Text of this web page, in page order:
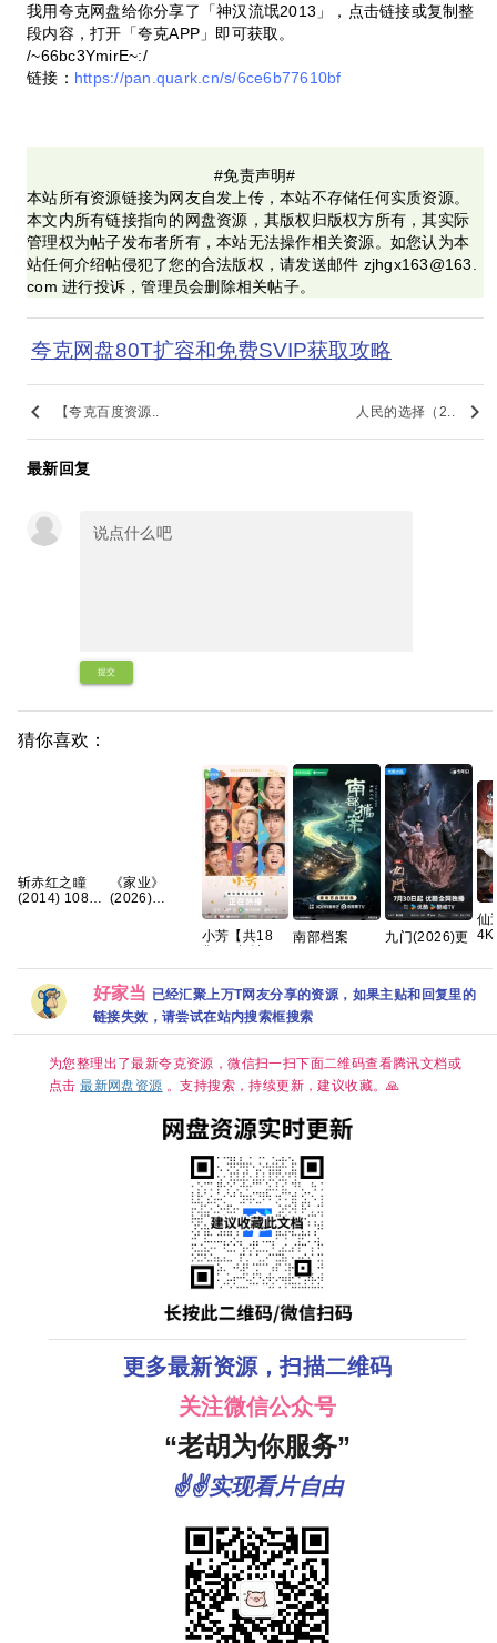
我用夸克网盘给你分享了「神汉流氓2013」，点击链接或复制整
段内容，打开「夸克APP」即可获取。
/~66bc3YmirE~:/
链接： https://pan.quark.cn/s/6ce6b77610bf
#免责声明#
本站所有资源链接为网友自发上传，本站不存储任何实质资源。
本文内所有链接指向的网盘资源，其版权归版权方所有，其实际
管理权为帖子发布者所有，本站无法操作相关资源。如您认为本
站任何介绍帖侵犯了您的合法版权，请发送邮件 zjhgx163@163.
com 进行投诉，管理员会删除相关帖子。
夸克网盘80T扩容和免费SVIP获取攻略
keyboard_arrow_left 【夸克百度资源.. 人民的选择（2.. keyboard_arrow_right
最新回复
提交
猜你喜欢：
斩赤红之瞳
(2014) 1080p
《家业‎》
(2026)
小芳【共18
HDR】手慢无
辛云来｜喜剧/
治愈】 小芳出
欢喜开播🥳 带
球相亲，啼笑
皆非😂 生而
洒💫 婚姻不是
人生的必选
项，幸福才是
💕 夸克
南部档案
[4K.国语中字]
成/丁禹兮/姜
珮瑶/富大龙/
九门(2026)更
[4K+1080P.国
源][1GB集]
仙
4K
幻
好家当 已经汇聚上万T网友分享的资源，如果主贴和回复里的
链接失效，请尝试在站内搜索框搜索
为您整理出了最新夸克资源，微信扫一扫下面二维码查看腾讯文档或
点击最新网盘资源 。支持搜索，持续更新，建议收藏。🙏
更多最新资源，扫描二维码
关注微信公众号
“老胡为你服务”
✌✌实现看片自由